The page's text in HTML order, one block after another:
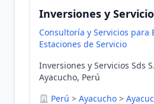
Inversiones y
Consultoría y Servicios para
Estaciones de Servicio
Inversiones y Servicios Sds
Ayacucho, Perú
Perú > Ayacucho >